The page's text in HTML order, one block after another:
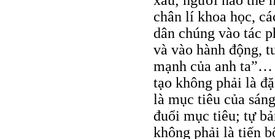
chân lí khoa học,
dân chúng vào tác
và vào hành động,
mạnh của anh ta”…
tạo không phải là
là mục tiêu của
đuổi mục tiêu; tự
không phải là tiến